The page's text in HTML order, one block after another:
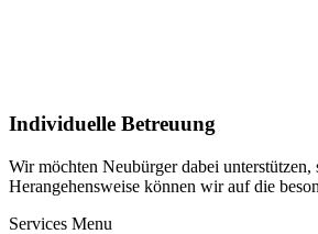
Individuelle Betreuung
Wir möchten Neubürger dabei
Herangehensweise können wir auf die
Services Menu